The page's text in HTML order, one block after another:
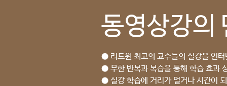
동영상강의
● 리드윈 최고의 교수들의 실강을 인터
● 무한 반복과 복습을 통해 학습 효과
● 실강 학습에 거리가 멀거나 시간이